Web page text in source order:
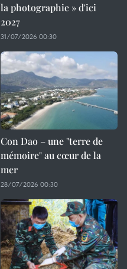
la photographie » d'ici
2027
31/07/2026 00:30
Con Dao – une "terre de
mémoire" au cœur de la
mer
28/07/2026 00:30